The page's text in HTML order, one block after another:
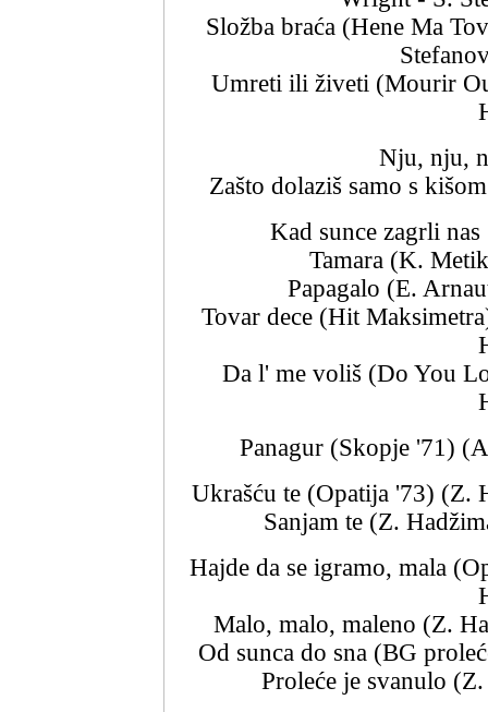
Složba braća (Hene Ma
Umreti ili živeti (Mourir
Nju, nju,
Zašto dolaziš samo s
Kad sunce zagrli
Tamara (K.
Papagalo (E.
Tovar dece (Hit
Da l' me voliš (Do You
Panagur (Skopje '71)
Ukrašću te (Opatija '73) (Z.
Sanjam te (Z.
Hajde da se igramo, mala
Malo, malo, maleno (Z.
Od sunca do sna (BG
Proleće je svanulo